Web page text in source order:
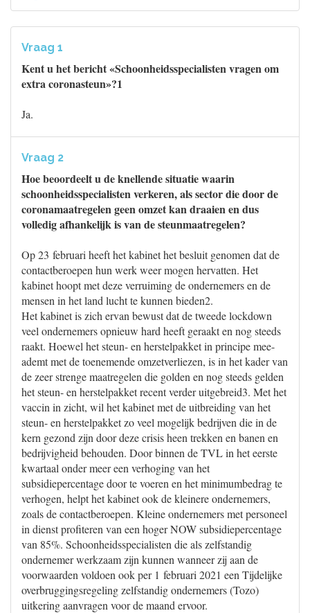
Vraag 1
Kent u het bericht «Schoonheidsspecialisten vragen om
extra coronasteun»?1
Ja.
Vraag 2
Hoe beoordeelt u de knellende situatie waarin
schoonheidsspecialisten verkeren, als sector die door de
coronamaatregelen geen omzet kan draaien en dus
volledig afhankelijk is van de steunmaatregelen?
Op 23 februari heeft het kabinet het besluit genomen dat de
contactberoepen hun werk weer mogen hervatten. Het
kabinet hoopt met deze verruiming de ondernemers en de
mensen in het land lucht te kunnen bieden2.
Het kabinet is zich ervan bewust dat de tweede lockdown
veel ondernemers opnieuw hard heeft geraakt en nog steeds
raakt. Hoewel het steun- en herstelpakket in principe mee-
ademt met de toenemende omzetverliezen, is in het kader van
de zeer strenge maatregelen die golden en nog steeds gelden
het steun- en herstelpakket recent verder uitgebreid3. Met het
vaccin in zicht, wil het kabinet met de uitbreiding van het
steun- en herstelpakket zo veel mogelijk bedrijven die in de
kern gezond zijn door deze crisis heen trekken en banen en
bedrijvigheid behouden. Door binnen de TVL in het eerste
kwartaal onder meer een verhoging van het
subsidiepercentage door te voeren en het minimumbedrag te
verhogen, helpt het kabinet ook de kleinere ondernemers,
zoals de contactberoepen. Kleine ondernemers met personeel
in dienst profiteren van een hoger NOW subsidiepercentage
van 85%. Schoonheidsspecialisten die als zelfstandig
ondernemer werkzaam zijn kunnen wanneer zij aan de
voorwaarden voldoen ook per 1 februari 2021 een Tijdelijke
overbruggingsregeling zelfstandig ondernemers (Tozo)
uitkering aanvragen voor de maand ervoor.